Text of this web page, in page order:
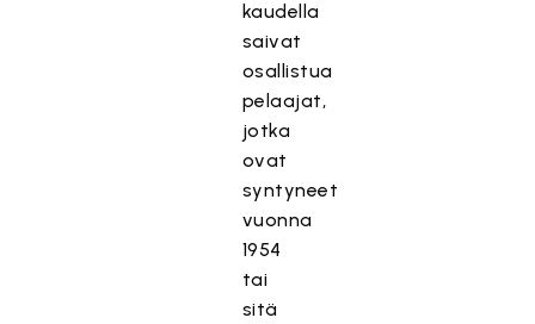
kaudella
saivat
osallistua
pelaajat,
jotka
ovat
syntyneet
vuonna
1954
tai
sitä